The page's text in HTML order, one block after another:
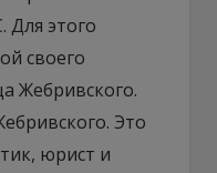
Для этого
своего
Жебривского.
Это
юрист и